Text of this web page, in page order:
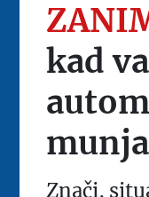
kad
Znači,